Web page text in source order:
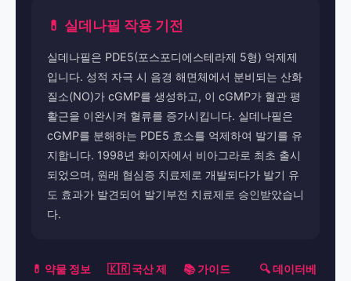
💊 실데나필 작용 기전
실데나필은 PDE5(포스포디에스테라제 5형) 억제제
입니다. 성적 자극 시 음경 해면체에서 분비되는 산화
질소(NO)가 cGMP를 생성하고, 이 cGMP가 혈관 평
활근을 이완시켜 혈류를 증가시킵니다. 실데나필은
cGMP를 분해하는 PDE5 효소를 억제하여 발기를 유
지합니다. 1998년 화이자에서 비아그라로 최초 출시
되었으며, 원래 협심증 치료제로 개발되다가 발기 유
도 효과가 발견되어 발기부전 치료제로 승인받았습니
다.
💊 약물 정보
🇰🇷 국산 제
📚 가이드
🔍 데이터베